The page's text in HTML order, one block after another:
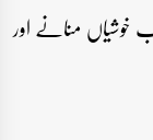
منانے اور